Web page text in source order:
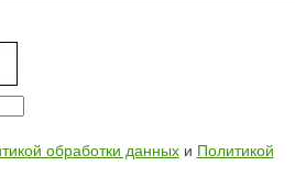
обработки данныхи Политикой